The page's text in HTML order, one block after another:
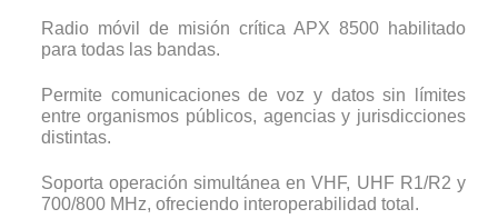
Radio móvil de misión crítica APX 8500 habilitado
para todas las bandas.
Permite comunicaciones de voz y datos sin límites
entre organismos públicos, agencias y jurisdicciones
distintas.
Soporta operación simultánea en VHF, UHF R1/R2 y
700/800 MHz, ofreciendo interoperabilidad total.